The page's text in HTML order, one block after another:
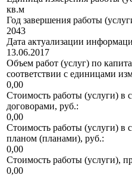
кв.м
Год завершения работы
2043
Дата актуализации
13.06.2017
Объем работ (услуг) по
соответствии с единицами
0,00
Стоимость работы (услуги) в
договорами, руб.:
0,00
Стоимость работы (услуги) в
планом (планами), руб.:
0,00
Стоимость работы (услуги),
0,00